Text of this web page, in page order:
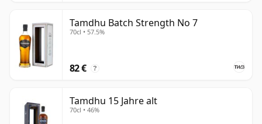
Tamdhu Batch Strength No 7
70cl • 57.5%
82 € ?
Tamdhu 15 Jahre alt
70cl • 46%